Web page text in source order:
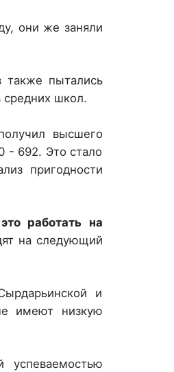
они же заняли
пытались
средних школ.
высшего
- 692. Это стало
пригодности
работать на
на следующий
и
имеют низкую
успеваемостью